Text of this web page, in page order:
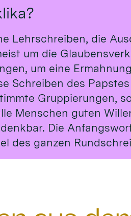
Lehrschreiben, die
um die
um eine
Schreiben des
Gruppierungen,
Menschen guten
Die
des ganzen